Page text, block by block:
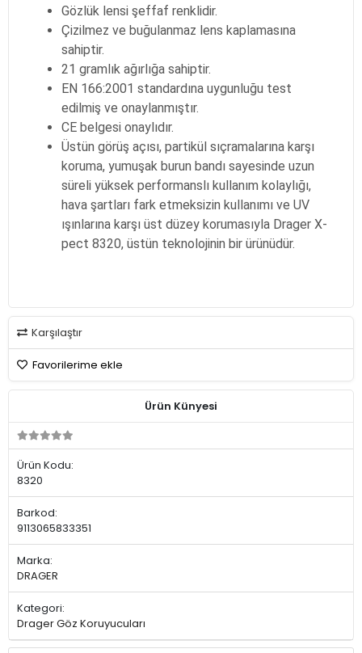
Gözlük lensi şeffaf renklidir.
Çizilmez ve buğulanmaz lens kaplamasına
sahiptir.
21 gramlık ağırlığa sahiptir.
EN 166:2001 standardına uygunluğu test
edilmiş ve onaylanmıştır.
CE belgesi onaylıdır.
Üstün görüş açısı, partikül sıçramalarına karşı
koruma, yumuşak burun bandı sayesinde uzun
süreli yüksek performanslı kullanım kolaylığı,
hava şartları fark etmeksizin kullanımı ve UV
ışınlarına karşı üst düzey korumasıyla Drager X-
pect 8320, üstün teknolojinin bir ürünüdür.
Karşılaştır
Favorilerime ekle
Ürün Künyesi
Ürün Kodu:
8320
Barkod:
9113065833351
Marka:
DRAGER
Kategori:
Drager Göz Koruyucuları